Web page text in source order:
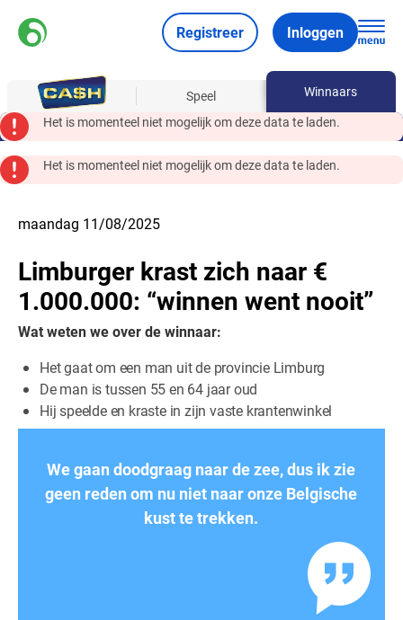
Registreer Inloggen
Over Speel
Winnaars
Het is momenteel niet mogelijk om deze data te laden.
Het is momenteel niet mogelijk om deze data te laden.
maandag 11/08/2025
Limburger krast zich naar €
1.000.000: “winnen went nooit”
Wat weten we over de winnaar:
Het gaat om een man uit de provincie Limburg
De man is tussen 55 en 64 jaar oud
Hij speelde en kraste in zijn vaste krantenwinkel
We gaan doodgraag naar de zee, dus ik zie
geen reden om nu niet naar onze Belgische
kust te trekken.